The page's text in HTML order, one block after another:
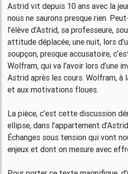
Astrid vit depuis 10 ans avec la
nous ne saurons presque rien.
l’élève d’Astrid, sa professeure,
attitude déplacée, une nuit, lors
soupçon, presque accusatoire,
Wolfram, qui va l’avoir lors d’une
Astrid après les cours. Wolfram, à
et aux motivations floues.
La pièce, c’est cette discussion
ellipse, dans l’appartement
Échanges sous tension qui vont
enjeux et dont on mesure avec